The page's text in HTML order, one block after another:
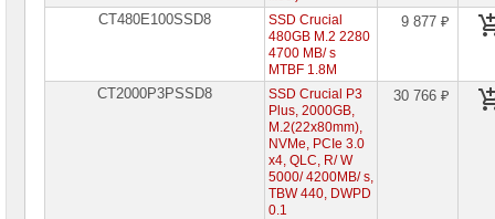
CT480E100SSD8
SSD Crucial
480GB M.2 2280
4700 MB/ s
MTBF 1.8M
9 877 ₽
CT2000P3PSSD8
SSD Crucial P3
Plus, 2000GB,
M.2(22x80mm),
NVMe, PCIe 3.0
x4, QLC, R/ W
5000/ 4200MB/ s,
TBW 440, DWPD
0.1
30 766 ₽